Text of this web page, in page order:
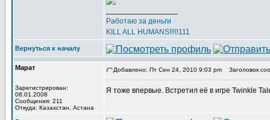
Работаю за деньги
KILL ALL HUMANS!!!!!111
Вернуться к началу
Марат
Зарегистрирован:
08.01.2008
Сообщения: 211
Откуда: Казахстан, Астана
Добавлено: Пт Сен 24, 2010 9:03 pm Заголовок
Я тоже впервые. Встретил её в игре Twinkle